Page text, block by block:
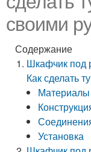
своими
Содержание
Шкафчик под
Как сделать
Материалы
Установка